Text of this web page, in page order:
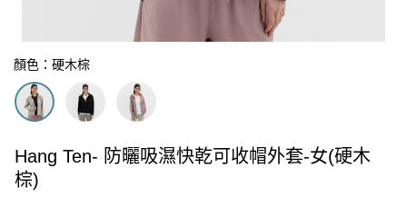
顏色：硬木棕
Hang Ten- 防曬吸濕快乾可收帽外套-女(硬木
棕)